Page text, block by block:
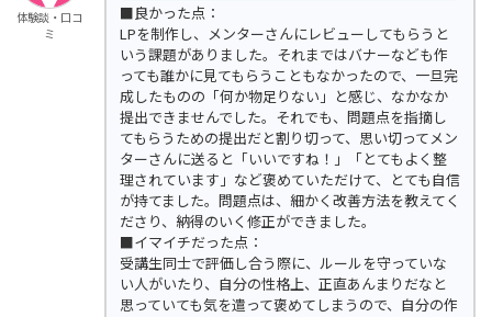
体験談・口コ
ミ
■良かった点：
LPを制作し、メンターさんにレビューしてもらうと
いう課題がありました。それまではバナーなども作
っても誰かに見てもらうこともなかったので、一旦完
成したものの「何か物足りない」と感じ、なかなか
提出できませんでした。それでも、問題点を指摘し
てもらうための提出だと割り切って、思い切ってメン
ターさんに送ると「いいですね！」「とてもよく整
理されています」など褒めていただけて、とても自信
が持てました。問題点は、細かく改善方法を教えてく
ださり、納得のいく修正ができました。
■イマイチだった点：
受講生同士で評価し合う際に、ルールを守っていな
い人がいたり、自分の性格上、正直あんまりだなと
思っていても気を遣って褒めてしまうので、自分の作